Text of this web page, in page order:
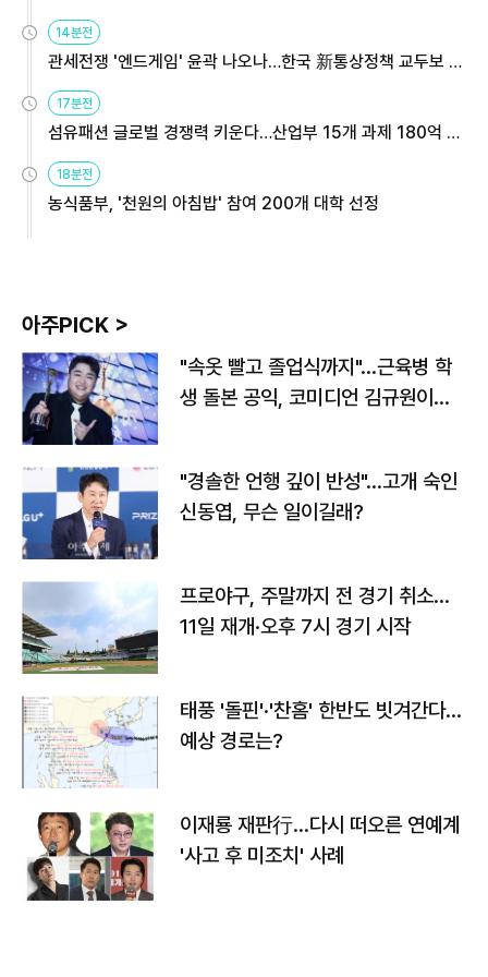
14분전
관세전쟁 '엔드게임' 윤곽 나오나…한국 新통상정책 교두보 활
용해야
17분전
섬유패션 글로벌 경쟁력 키운다…산업부 15개 과제 180억 지
원
18분전
농식품부, '천원의 아침밥' 참여 200개 대학 선정
아주PICK >
"속옷 빨고 졸업식까지"…근육병 학
생 돌본 공익, 코미디언 김규원이었
"경솔한 언행 깊이 반성"…고개 숙인
신동엽, 무슨 일이길래?
프로야구, 주말까지 전 경기 취소…
11일 재개·오후 7시 경기 시작
태풍 '돌핀'·'찬홈' 한반도 빗겨간다…
예상 경로는?
이재룡 재판行…다시 떠오른 연예계
'사고 후 미조치' 사례